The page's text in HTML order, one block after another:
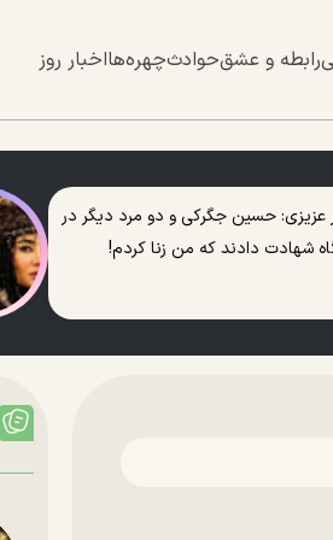
رابطه و عشقحوادثچهره‌هااخبار روز
عزیزی: حسین جگرکی و دو مرد دیگر در
شهادت دادند که من زنا کردم!